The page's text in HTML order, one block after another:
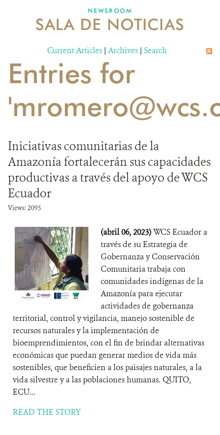
MECANISMO DE ATENCIÓN DE QUEJAS Y RECLAMOS
DONA
NEWSROOM
SALA DE NOTICIAS
Current Articles | Archives | Search
Entries for
Iniciativas comunitarias de la
Amazonía fortalecerán sus capacidades
productivas a través del apoyo de WCS
Ecuador
Views: 2095
(abril 06, 2023)WCS Ecuador a
través de su Estrategia de
Gobernanza y Conservación
Comunitaria trabaja con
comunidades indígenas de la
Amazonía para ejecutar
actividades de gobernanza
territorial, control y vigilancia, manejo sostenible de
recursos naturales y la implementación de
bioemprendimientos, con el fin de brindar alternativas
económicas que puedan generar medios de vida más
sostenibles, que beneficien a los paisajes naturales, a la
vida silvestre y a las poblaciones humanas. QUITO,
ECU...
READ THE STORY